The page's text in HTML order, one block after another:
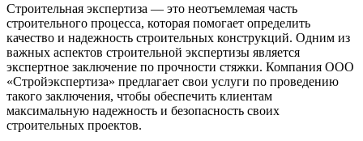
Строительная экспертиза — это неотъемлемая часть
строительного процесса, которая помогает определить
качество и надежность строительных конструкций. Одним из
важных аспектов строительной экспертизы является
экспертное заключение по прочности стяжки. Компания ООО
«Стройэкспертиза» предлагает свои услуги по проведению
такого заключения, чтобы обеспечить клиентам
максимальную надежность и безопасность своих
строительных проектов.